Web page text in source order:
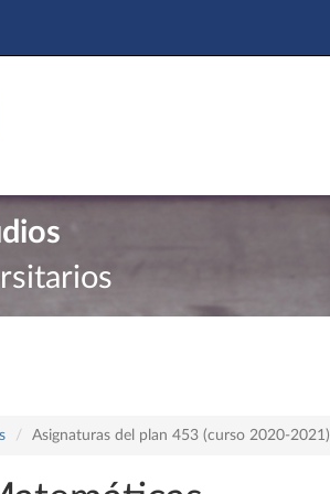
Asignaturas del plan 453 (curso 2020-2021)